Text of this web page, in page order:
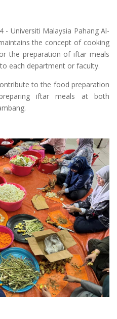
- Universiti Malaysia Pahang Al-
the concept of cooking
the preparation of iftar meals
each department or faculty.
to the food preparation
iftar meals at both